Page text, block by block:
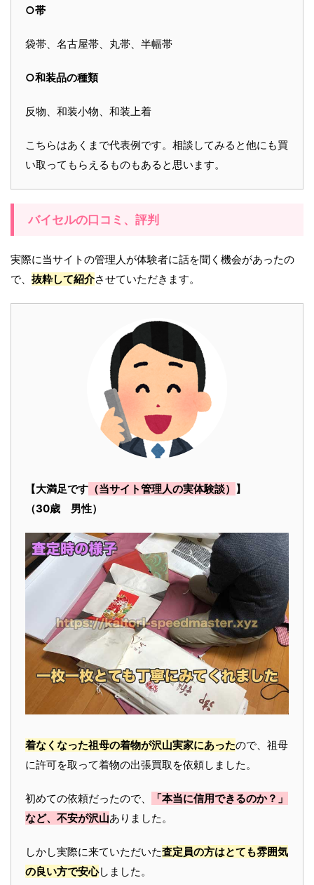
○帯
袋帯、名古屋帯、丸帯、半幅帯
○和装品の種類
反物、和装小物、和装上着
こちらはあくまで代表例です。相談してみると他にも買
い取ってもらえるものもあると思います。
バイセルの口コミ、評判
実際に当サイトの管理人が体験者に話を聞く機会があったの
で、 抜粋して紹介させていただきます。
【大満足です （当サイト管理人の実体験談） 】
（30歳 男性）
着なくなった祖母の着物が沢山実家にあったので、祖母
に許可を取って着物の出張買取を依頼しました。
初めての依頼だったので、
「本当に信用できるのか？」
など、不安が沢山ありました。
しかし実際に来ていただいた査定員の方はとても雰囲気
の良い方で安心しました。